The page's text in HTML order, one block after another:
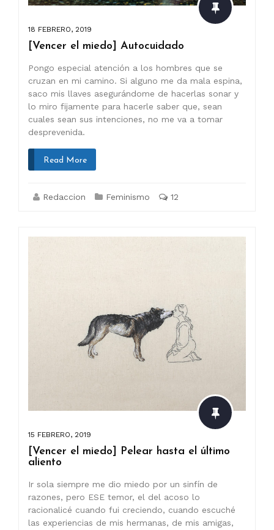
18 FEBRERO, 2019
[Vencer el miedo] Autocuidado
Pongo especial atención a los hombres que se
cruzan en mi camino. Si alguno me da mala espina,
saco mis llaves asegurándome de hacerlas sonar y
lo miro fijamente para hacerle saber que, sean
cuales sean sus intenciones, no me va a tomar
desprevenida.
Read More
Redaccion Feminismo 12
15 FEBRERO, 2019
[Vencer el miedo] Pelear hasta el último
aliento
Ir sola siempre me dio miedo por un sinfín de
razones, pero ESE temor, el del acoso lo
racionalicé cuando fui creciendo, cuando escuché
las experiencias de mis hermanas, de mis amigas,